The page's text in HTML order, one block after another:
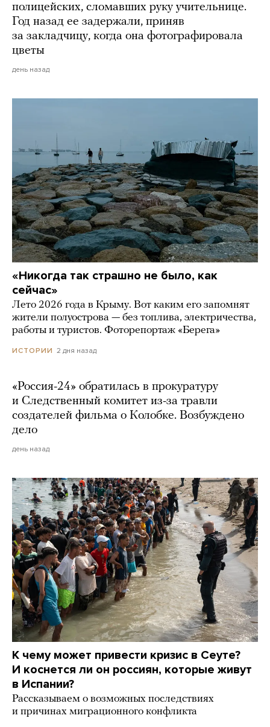
полицейских, сломавших руку учительнице.
Год назад ее задержали, приняв
за закладчицу, когда она фотографировала
цветы
день назад
«Никогда так страшно не было, как
сейчас»
Лето 2026 года в Крыму. Вот каким его запомнят
жители полуострова — без топлива, электричества,
работы и туристов. Фоторепортаж «Берега»
ИСТОРИИ 2 дня назад
«Россия-24» обратилась в прокуратуру
и Следственный комитет из-за травли
создателей фильма о Колобке. Возбуждено
дело
день назад
К чему может привести кризис в Сеуте?
И коснется ли он россиян, которые живут
в Испании?
Рассказываем о возможных последствиях
и причинах миграционного конфликта